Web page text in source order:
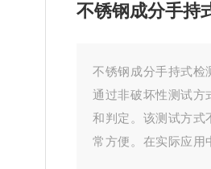
不锈钢成分手持
不锈钢成分手持式检
通过非破坏性测试方
和判定。该测试方式
常方便。在实际应用